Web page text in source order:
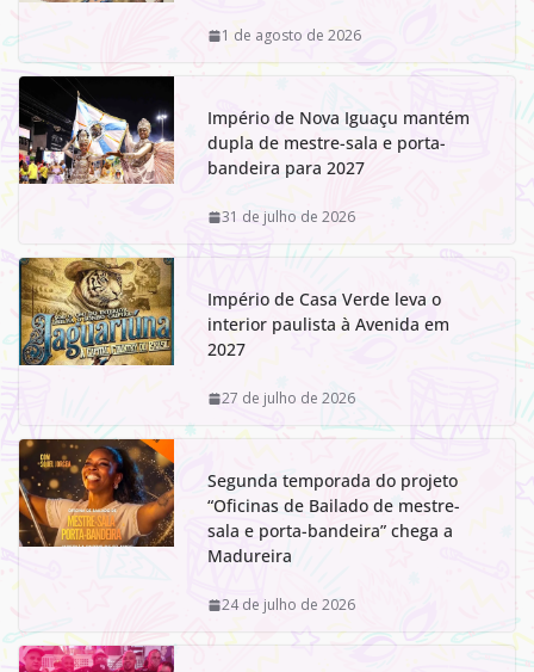
1 de agosto de 2026
Império de Nova Iguaçu mantém
dupla de mestre-sala e porta-
bandeira para 2027
31 de julho de 2026
Império de Casa Verde leva o
interior paulista à Avenida em
2027
27 de julho de 2026
Segunda temporada do projeto
“Oficinas de Bailado de mestre-
sala e porta-bandeira” chega a
Madureira
24 de julho de 2026